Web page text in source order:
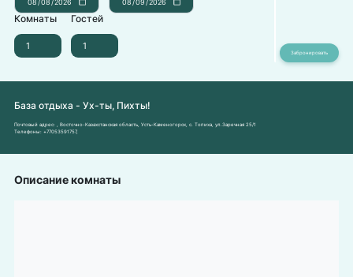
Комнаты Гостей
База отдыха - Ух-ты, Пихты!
Почтовый адрес:
, Восточно-Казахстанская область, Усть-Каменогорск, с. Топиха, ул.Заречная 25/1
Телефоны: +77053591757,
Описание комнаты